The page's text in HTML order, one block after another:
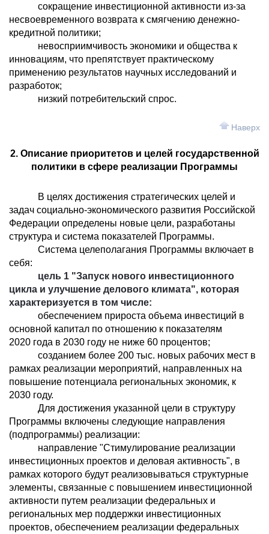
сокращение инвестиционной активности из-за
несвоевременного возврата к смягчению денежно-
кредитной политики;
невосприимчивость экономики и общества к
инновациям, что препятствует практическому
применению результатов научных исследований и
разработок;
низкий потребительский спрос.
2. Описание приоритетов и целей государственной
политики в сфере реализации Программы
Наверх
В целях достижения стратегических целей и
задач социально-экономического развития Российской
Федерации определены новые цели, разработаны
структура и система показателей Программы.
Система целеполагания Программы включает в
себя:
цель 1 "Запуск нового инвестиционного
цикла и улучшение делового климата", которая
характеризуется в том числе:
обеспечением прироста объема инвестиций в
основной капитал по отношению к показателям
2020 года в 2030 году не ниже 60 процентов;
созданием более 200 тыс. новых рабочих мест в
рамках реализации мероприятий, направленных на
повышение потенциала региональных экономик, к
2030 году.
Для достижения указанной цели в структуру
Программы включены следующие направления
(подпрограммы) реализации:
направление "Стимулирование реализации
инвестиционных проектов и деловая активность", в
рамках которого будут реализовываться структурные
элементы, связанные с повышением инвестиционной
активности путем реализации федеральных и
региональных мер поддержки инвестиционных
проектов, обеспечением реализации федеральных